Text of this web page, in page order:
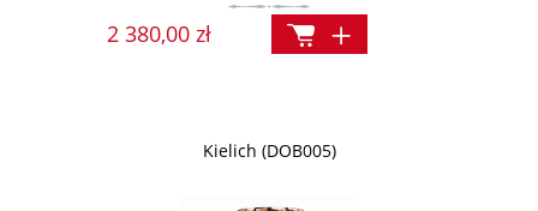
2 380,00 zł
Kielich (DOB005)